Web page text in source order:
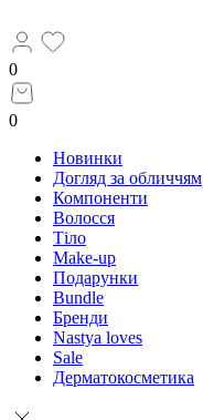
0
0
Новинки
Догляд за обличчям
Компоненти
Волосся
Тіло
Make-up
Подарунки
Bundle
Бренди
Nastya loves
Sale
Дерматокосметика